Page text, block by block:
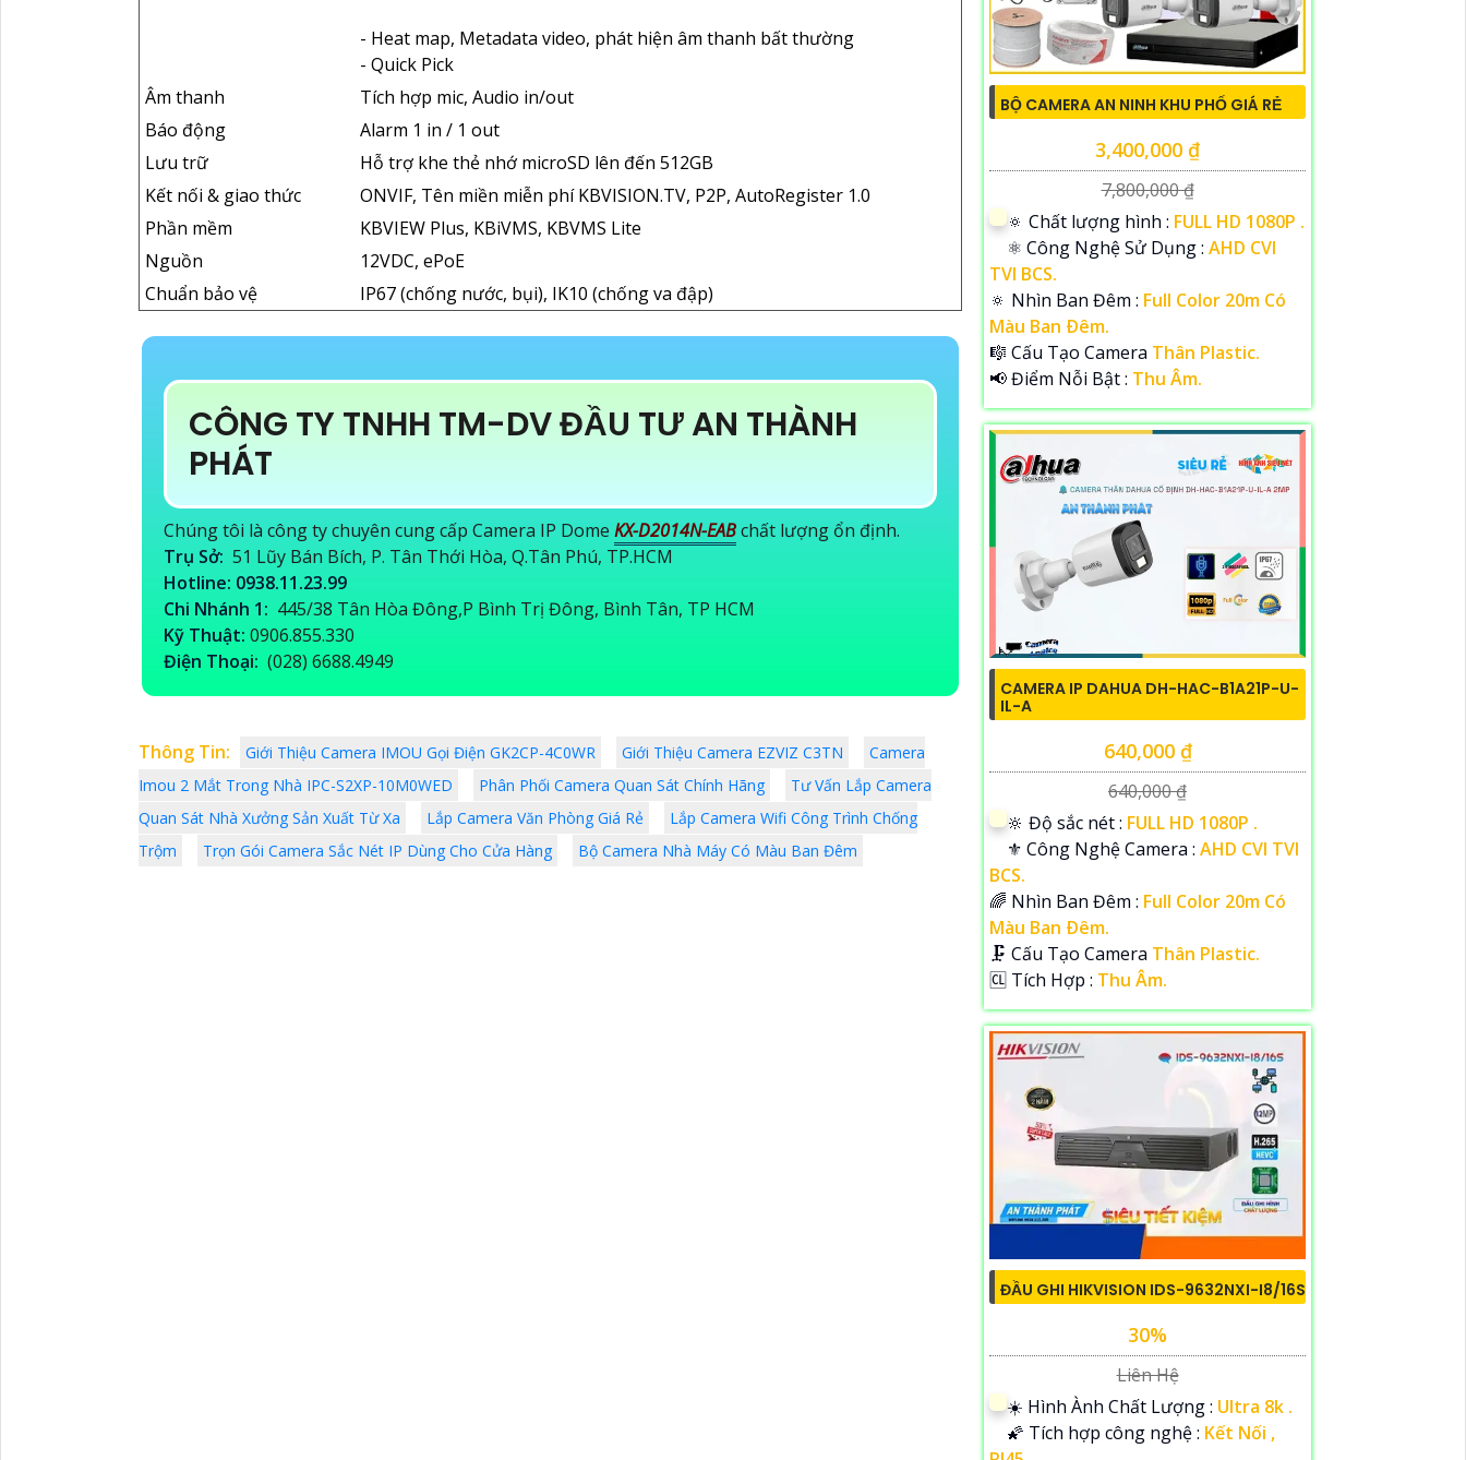
- Heat map, Metadata video, phát hiện âm thanh bất thường
- Quick Pick
Âm thanh
Tích hợp mic, Audio in/out
Báo động
Alarm 1 in / 1 out
Lưu trữ
Hỗ trợ khe thẻ nhớ microSD lên đến 512GB
Kết nối & giao thức
ONVIF, Tên miền miễn phí KBVISION.TV, P2P, AutoRegister 1.0
Phần mềm
KBVIEW Plus, KBiVMS, KBVMS Lite
Nguồn
12VDC, ePoE
Chuẩn bảo vệ
IP67 (chống nước, bụi), IK10 (chống va đập)
CÔNG TY TNHH TM-DV ĐẦU TƯ AN THÀNH
PHÁT
Chúng tôi là công ty chuyên cung cấp Camera IP Dome KX-D2014N-EABchất lượng ổn định.
Trụ Sở: 51 Lũy Bán Bích, P. Tân Thới Hòa, Q.Tân Phú, TP.HCM
Hotline: 0938.11.23.99
Chi Nhánh 1: 445/38 Tân Hòa Đông,P Bình Trị Đông, Bình Tân, TP HCM
Kỹ Thuật: 0906.855.330
Điện Thoại: (028) 6688.4949
Thông Tin: Giới Thiệu Camera IMOU Gọi Điện GK2CP-4C0WR Giới Thiệu Camera EZVIZ C3TN
Camera
Imou 2 Mắt Trong Nhà IPC-S2XP-10M0WED
Phân Phối Camera Quan Sát Chính Hãng
Tư Vấn Lắp Camera
Quan Sát Nhà Xưởng Sản Xuất Từ Xa
Lắp Camera Văn Phòng Giá Rẻ
Lắp Camera Wifi Công Trình Chống
Trộm
Trọn Gói Camera Sắc Nét IP Dùng Cho Cửa Hàng Bộ Camera Nhà Máy Có Màu Ban Đêm
BỘ CAMERA AN NINH KHU PHỐ GIÁ RẺ
3,400,000 ₫
7,800,000 ₫
🔅 Chất lượng hình : FULL HD 1080P .
⚛️ Công Nghệ Sử Dụng : AHD CVI
TVI BCS.
🔅 Nhìn Ban Đêm : Full Color 20m Có
Màu Ban Ðêm.
🎼️ Cấu Tạo Camera Thân Plastic.
️📢 Điểm Nỗi Bật : Thu Âm.
CAMERA IP DAHUA DH-HAC-B1A21P-U-
IL-A
640,000 ₫
640,000 ₫
🔆 Độ sắc nét : FULL HD 1080P .
⚜️ Công Nghệ Camera : AHD CVI TVI
BCS.
🌈 Nhìn Ban Đêm : Full Color 20m Có
Màu Ban Ðêm.
🗜️ Cấu Tạo Camera Thân Plastic.
️🆑 Tích Hợp : Thu Âm.
ĐẦU GHI HIKVISION IDS-9632NXI-I8/16S
30%
Liên Hệ
☀️ Hình Ành Chất Lượng : Ultra 8k .
🌠 Tích hợp công nghệ : Kết Nối ,